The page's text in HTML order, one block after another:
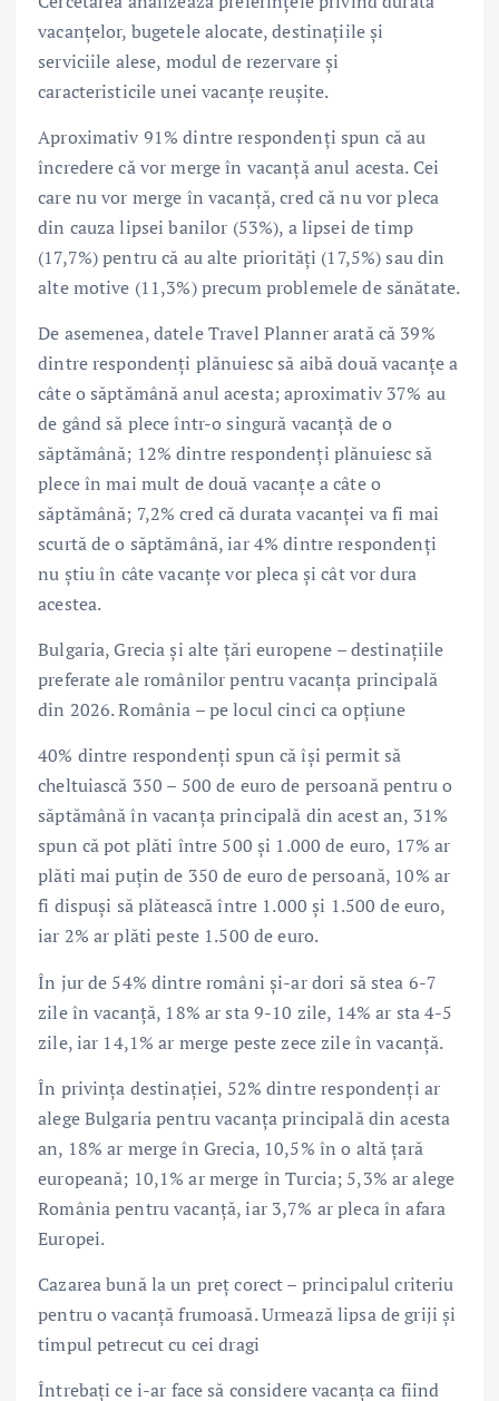
vacanțelor, bugetele alocate, destinațiile și
serviciile alese, modul de rezervare și
caracteristicile unei vacanțe reușite.
Aproximativ 91% dintre respondenți spun că au
încredere că vor merge în vacanță anul acesta. Cei
care nu vor merge în vacanță, cred că nu vor pleca
din cauza lipsei banilor (53%), a lipsei de timp
(17,7%) pentru că au alte priorități (17,5%) sau din
alte motive (11,3%) precum problemele de sănătate.
De asemenea, datele Travel Planner arată că 39%
dintre respondenți plănuiesc să aibă două vacanțe a
câte o săptămână anul acesta; aproximativ 37% au
de gând să plece într-o singură vacanță de o
săptămână; 12% dintre respondenți plănuiesc să
plece în mai mult de două vacanțe a câte o
săptămână; 7,2% cred că durata vacanței va fi mai
scurtă de o săptămână, iar 4% dintre respondenți
nu știu în câte vacanțe vor pleca și cât vor dura
acestea.
Bulgaria, Grecia și alte țări europene – destinațiile
preferate ale românilor pentru vacanța principală
din 2026. România – pe locul cinci ca opțiune
40% dintre respondenți spun că își permit să
cheltuiască 350 – 500 de euro de persoană pentru o
săptămână în vacanța principală din acest an, 31%
spun că pot plăti între 500 și 1.000 de euro, 17% ar
plăti mai puțin de 350 de euro de persoană, 10% ar
fi dispuși să plătească între 1.000 și 1.500 de euro,
iar 2% ar plăti peste 1.500 de euro.
În jur de 54% dintre români și-ar dori să stea 6-7
zile în vacanță, 18% ar sta 9-10 zile, 14% ar sta 4-5
zile, iar 14,1% ar merge peste zece zile în vacanță.
În privința destinației, 52% dintre respondenți ar
alege Bulgaria pentru vacanța principală din acesta
an, 18% ar merge în Grecia, 10,5% în o altă țară
europeană; 10,1% ar merge în Turcia; 5,3% ar alege
România pentru vacanță, iar 3,7% ar pleca în afara
Europei.
Cazarea bună la un preț corect – principalul criteriu
pentru o vacanță frumoasă. Urmează lipsa de griji și
timpul petrecut cu cei dragi
Întrebați ce i-ar face să considere vacanța ca fiind